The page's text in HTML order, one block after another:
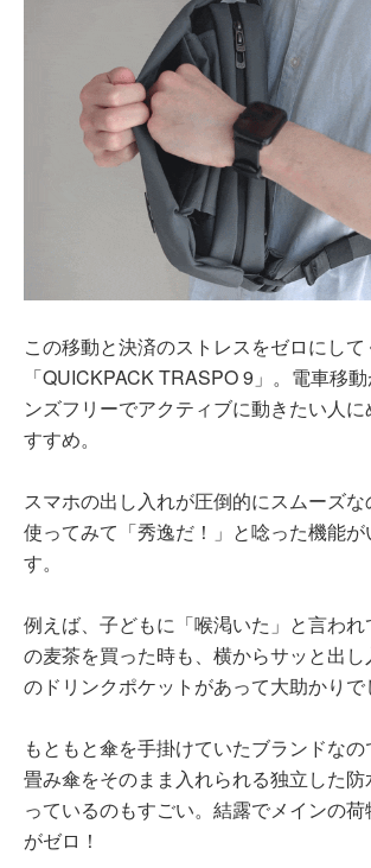
この移動と決済のストレスをゼロにし
「QUICKPACK TRASPO 9」。電車移
ンズフリーでアクティブに動きたい人
すすめ。
スマホの出し入れが圧倒的にスムーズな
使ってみて「秀逸だ！」と唸った機能
す。
例えば、子どもに「喉渇いた」と言わ
の麦茶を買った時も、横からサッと出
のドリンクポケットがあって大助かりで
もともと傘を手掛けていたブランドなの
畳み傘をそのまま入れられる独立した
っているのもすごい。結露でメインの
がゼロ！